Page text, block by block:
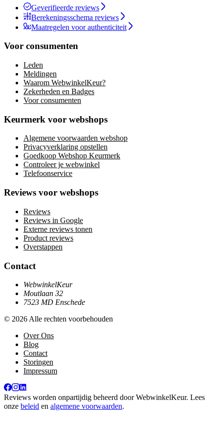
Geverifieerde reviews
Berekeningsschema reviews
Maatregelen voor authenticiteit
Voor consumenten
Leden
Meldingen
Waarom WebwinkelKeur?
Zekerheden en Badges
Voor consumenten
Keurmerk voor webshops
Algemene voorwaarden webshop
Privacyverklaring opstellen
Goedkoop Webshop Keurmerk
Controleer je webwinkel
Telefoonservice
Reviews voor webshops
Reviews
Reviews in Google
Externe reviews tonen
Product reviews
Overstappen
Contact
WebwinkelKeur
Moutlaan 32
7523 MD Enschede
© 2026 Alle rechten voorbehouden
Over Ons
Blog
Contact
Storingen
Impressum
Reviews worden onpartijdig beheerd doorWebwinkelKeur. Lees
onze beleid en algemene voorwaarden.